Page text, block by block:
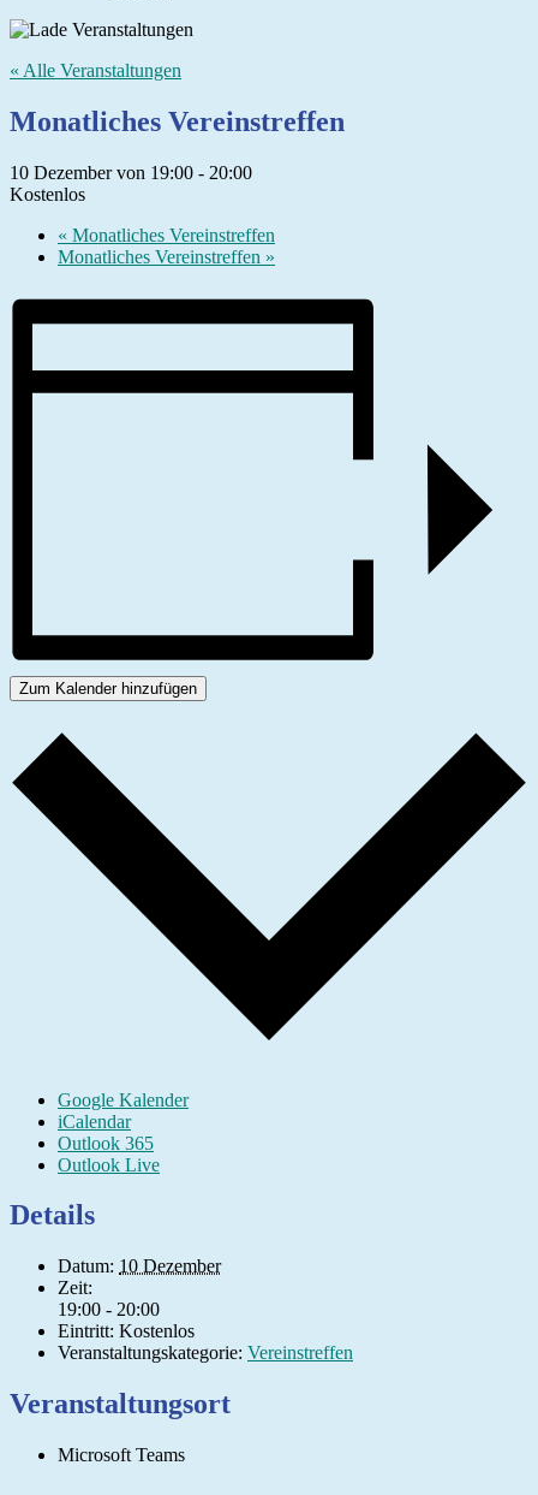
« Alle Veranstaltungen
Monatliches Vereinstreffen
10 Dezember von 19:00 - 20:00
Kostenlos
« Monatliches Vereinstreffen
Monatliches Vereinstreffen »
Zum Kalender hinzufügen
Google Kalender
iCalendar
Outlook 365
Outlook Live
Details
Datum: 10 Dezember
Zeit:
19:00 - 20:00
Eintritt: Kostenlos
Veranstaltungskategorie: Vereinstreffen
Veranstaltungsort
Microsoft Teams